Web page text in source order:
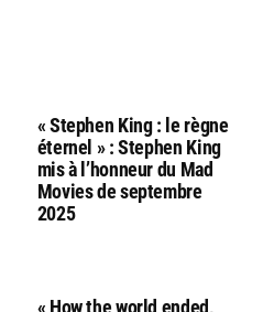
« Stephen King : le règne
éternel » : Stephen King
mis à l’honneur du Mad
Movies de septembre
2025
« How the world ended,